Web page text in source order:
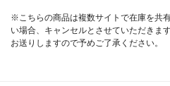
※こちらの商品は複数サイトで在庫を共
い場合、キャンセルとさせていただきま
お送りしますので予めご了承ください。